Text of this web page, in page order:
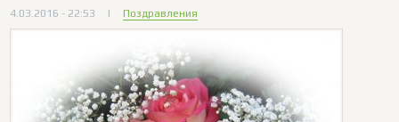
4.03.2016 - 22:53 | Поздравления